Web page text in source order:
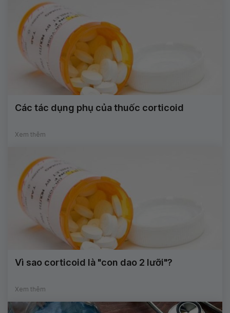
Các tác dụng phụ của thuốc corticoid
Xem thêm
Vì sao corticoid là "con dao 2 lưỡi"?
Xem thêm